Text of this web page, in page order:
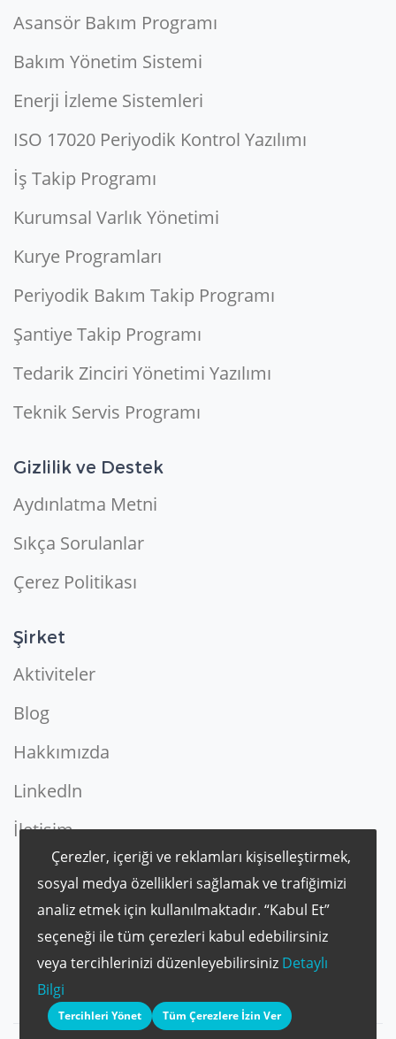
Asansör Bakım Programı
Bakım Yönetim Sistemi
Enerji İzleme Sistemleri
ISO 17020 Periyodik Kontrol Yazılımı
İş Takip Programı
Kurumsal Varlık Yönetimi
Kurye Programları
Periyodik Bakım Takip Programı
Şantiye Takip Programı
Tedarik Zinciri Yönetimi Yazılımı
Teknik Servis Programı
Gizlilik ve Destek
Aydınlatma Metni
Sıkça Sorulanlar
Çerez Politikası
Şirket
Aktiviteler
Blog
Hakkımızda
Linkedln
İletişim
Çerezler, içeriği ve reklamları kişiselleştirmek,
sosyal medya özellikleri sağlamak ve trafiğimizi
analiz etmek için kullanılmaktadır. “Kabul Et”
seçeneği ile tüm çerezleri kabul edebilirsiniz
veya tercihlerinizi düzenleyebilirsiniz Detaylı
Bilgi
Tercihleri Yönet Tüm Çerezlere İzin Ver